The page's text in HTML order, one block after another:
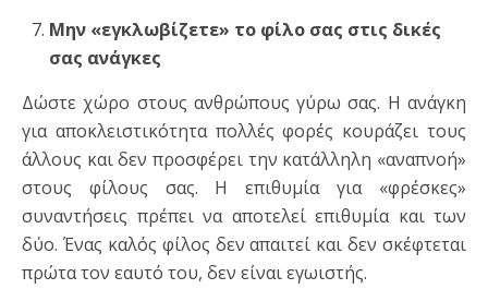
Μην «εγκλωβίζετε» το φίλο σας στις δικές
σας ανάγκες
Δώστε χώρο στους ανθρώπους γύρω σας. Η ανάγκη
για αποκλειστικότητα πολλές φορές κουράζει τους
άλλους και δεν προσφέρει την κατάλληλη «αναπνοή»
στους φίλους σας. Η επιθυμία για «φρέσκες»
συναντήσεις πρέπει να αποτελεί επιθυμία και των
δύο. Ένας καλός φίλος δεν απαιτεί και δεν σκέφτεται
πρώτα τον εαυτό του, δεν είναι εγωιστής.